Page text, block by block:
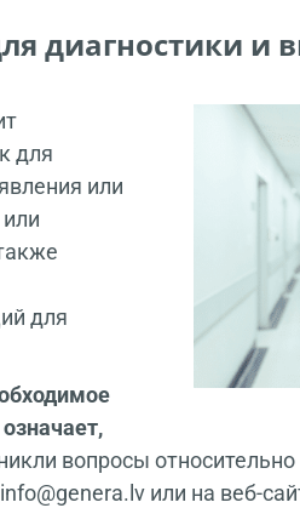
диагностики и
для
или
для
вопросы
или на веб-